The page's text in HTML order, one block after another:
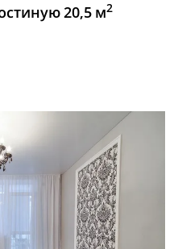
20,5 м2